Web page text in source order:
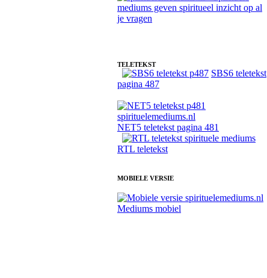
TELETEKST
SBS6 teletekst
pagina 487
NET5 teletekst pagina 481
RTL teletekst
MOBIELE VERSIE
Mediums mobiel